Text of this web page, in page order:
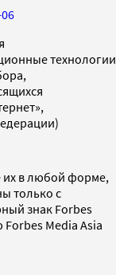
технологии
их в любой форме,
только с
знак Forbes
Media Asia